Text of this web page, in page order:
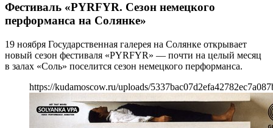
Фестиваль «PYRFYR. Сезон немецкого
перформанса на Солянке»
19 ноября Государственная галерея на Солянке открывает
новый сезон фестиваля «PYRFYR» — почти на целый месяц
в залах «Соль» поселится сезон немецкого перформанса.
https://kudamoscow.ru/uploads/